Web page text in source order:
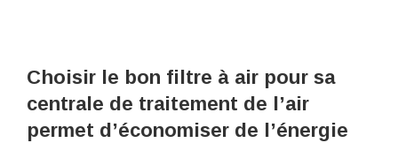
Choisir le bon filtre à air pour sa
centrale de traitement de l’air
permet d’économiser de l’énergie